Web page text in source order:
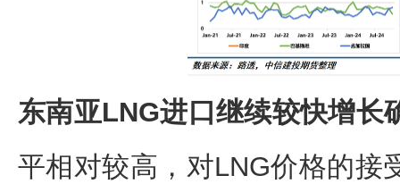
东南亚LNG进口继续较快增长
平相对较高，对LNG价格的接